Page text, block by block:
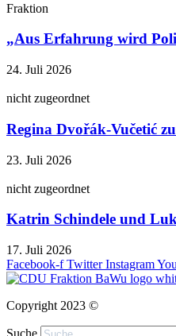
Fraktion
„Aus Erfahrung wird
24. Juli 2026
nicht zugeordnet
Regina Dvořák-Vučetić
23. Juli 2026
nicht zugeordnet
Katrin Schindele und
17. Juli 2026
Facebook-f Twitter Instagram
Copyright 2023 ©
Suche